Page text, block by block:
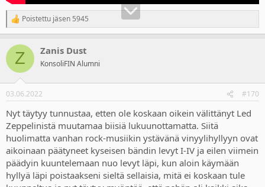
R
e
c
i
s
Poistettu jäsen 5945
Z Zanis Dust
KonsoliFIN Alumni
03.06.2022 #170
Nyt täytyy tunnustaa, etten ole koskaan oikein välittänyt Led
Zeppelinistä muutamaa biisiä lukuunottamatta. Siitä
huolimatta vanhan rock-musiikin ystävänä vinyylihyllyyn ovat
aikoinaan päätyneet kyseisen bändin levyt I-IV ja eilen viimein
päädyin kuuntelemaan nuo levyt läpi, kun aloin käymään
hyllyä läpi poistaakseni sieltä sellaisia, mitä ei koskaan tule